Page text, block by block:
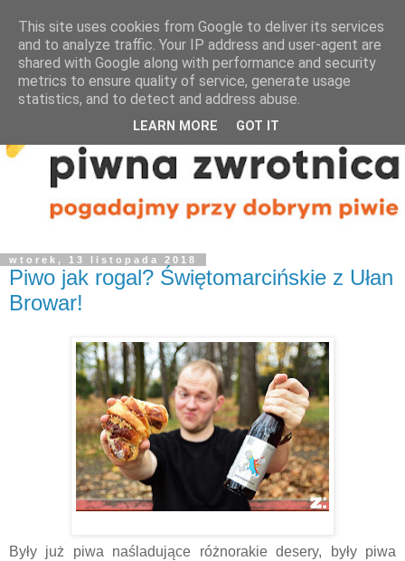
wtorek, 13 listopada 2018
Piwo jak rogal? Świętomarcińskie z Ułan
Browar!
Były już piwa naśladujące różnorakie desery, były piwa
This site uses cookies from Google to deliver its services
and to analyze traffic. Your IP address and user-agent are
shared with Google along with performance and security
metrics to ensure quality of service, generate usage
statistics, and to detect and address abuse.
LEARN MORE GOT IT